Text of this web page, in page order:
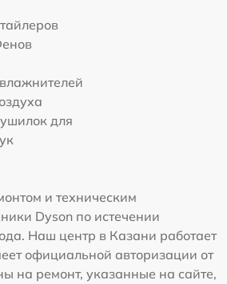
для
и техническим
Dyson по истечении
Наш центр в Казани работает
официальной авторизации от
на ремонт, указанные на сайте,